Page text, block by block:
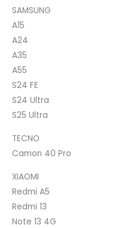
SAMSUNG
A15
A24
A35
A55
S24 FE
S24 Ultra
S25 Ultra
TECNO
Camon 40 Pro
XIAOMI
Redmi A5
Redmi 13
Note 13 4G